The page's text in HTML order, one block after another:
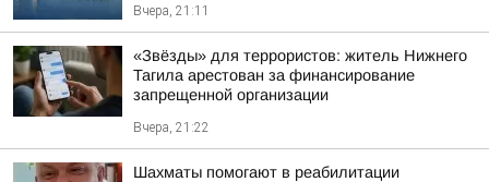
Вчера, 21:11
«Звёзды» для террористов: житель Нижнего
Тагила арестован за финансирование
запрещенной организации
Вчера, 21:22
Шахматы помогают в реабилитации